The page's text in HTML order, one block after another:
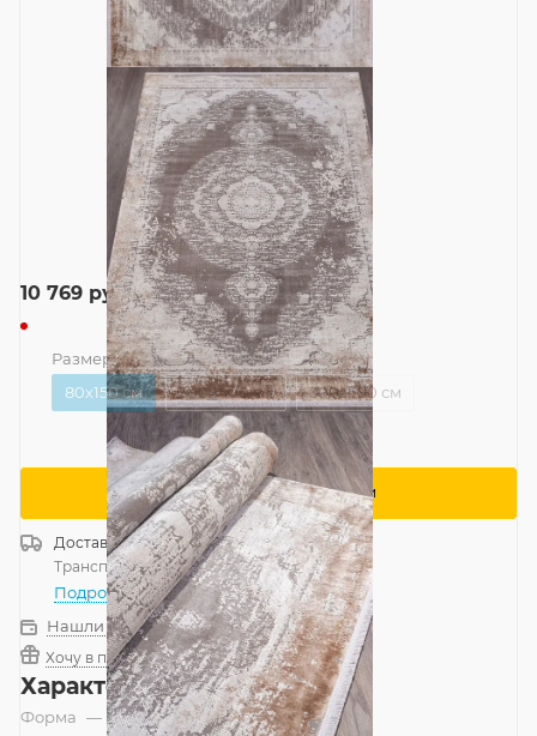
10 769 руб.
Размер — 80x150 см
80x150 см
300x400 см 300x500 см
Сообщить о поступлении
ДоставкаРоссия
Транспортной компанией—бесплатно
Подробнее
Нашли дешевле?
Хочу в подарок
Характеристики
Форма — Прямоугольник